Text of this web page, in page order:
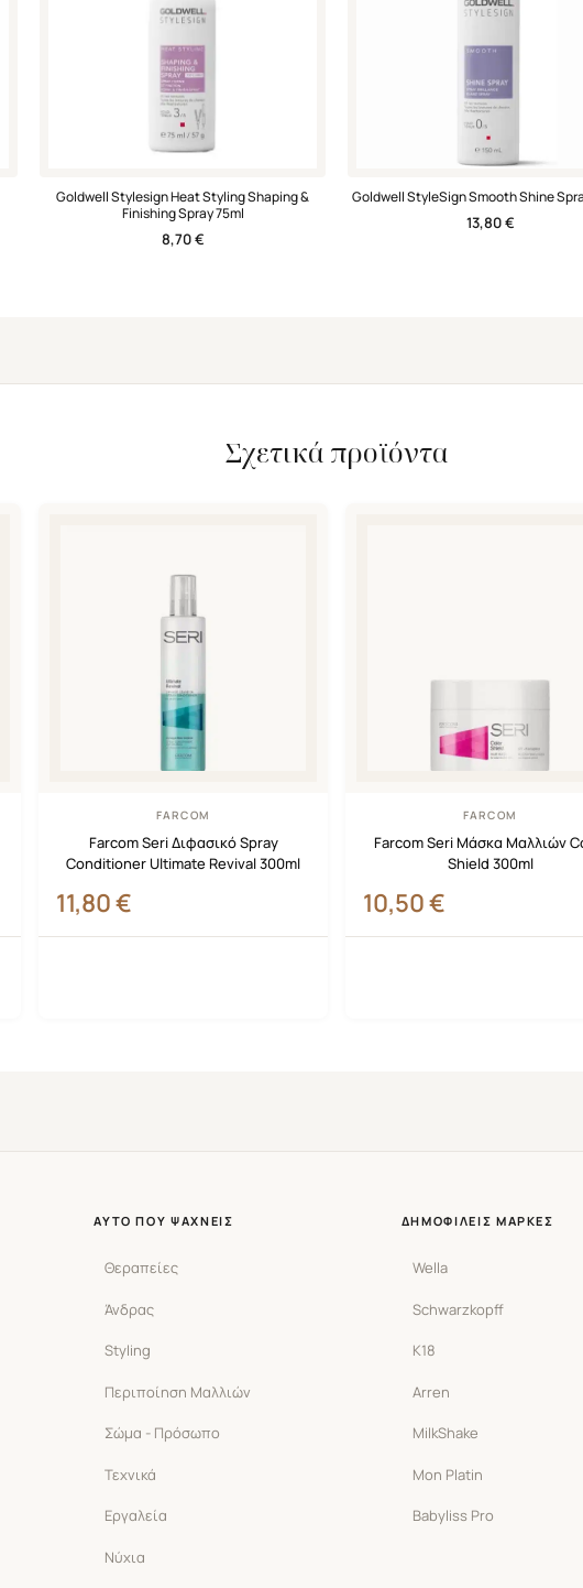
Goldwell Stylesign Heat Styling Shaping &
Finishing Spray 75ml
8,70€
Goldwell StyleSign Smooth Shine
13,80€
Σχετικά προϊόντα
FARCOM
Farcom Seri Διφασικό Spray
Conditioner Ultimate Revival 300ml
11,80€
FARCOM
Farcom Seri Μάσκα Μαλλιών
Shield 300ml
10,50€
ΑΥΤΌ ΠΟΥ ΨΆΧΝΕΙΣ
Θεραπείες
Άνδρας
Styling
Περιποίηση Μαλλιών
Σώμα - Πρόσωπο
Τεχνικά
Εργαλεία
Νύχια
ΔΗΜΟΦΙΛΕΊΣ ΜΆΡΚΕΣ
Wella
Schwarzkopff
K18
Arren
MilkShake
Mon Platin
Babyliss Pro